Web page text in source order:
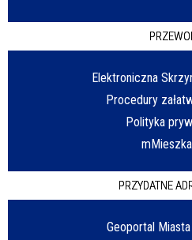
Elektroniczna
Procedury
Polityka
PRZYDATNE
Geoportal Miasta